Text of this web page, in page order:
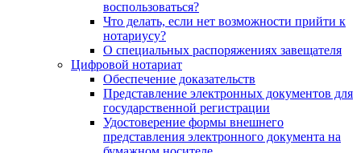
воспользоваться?
Что делать, если нет возможности прийти к
нотариусу?
О специальных распоряжениях завещателя
Цифровой нотариат
Обеспечение доказательств
Представление электронных документов для
государственной регистрации
Удостоверение формы внешнего
представления электронного документа на